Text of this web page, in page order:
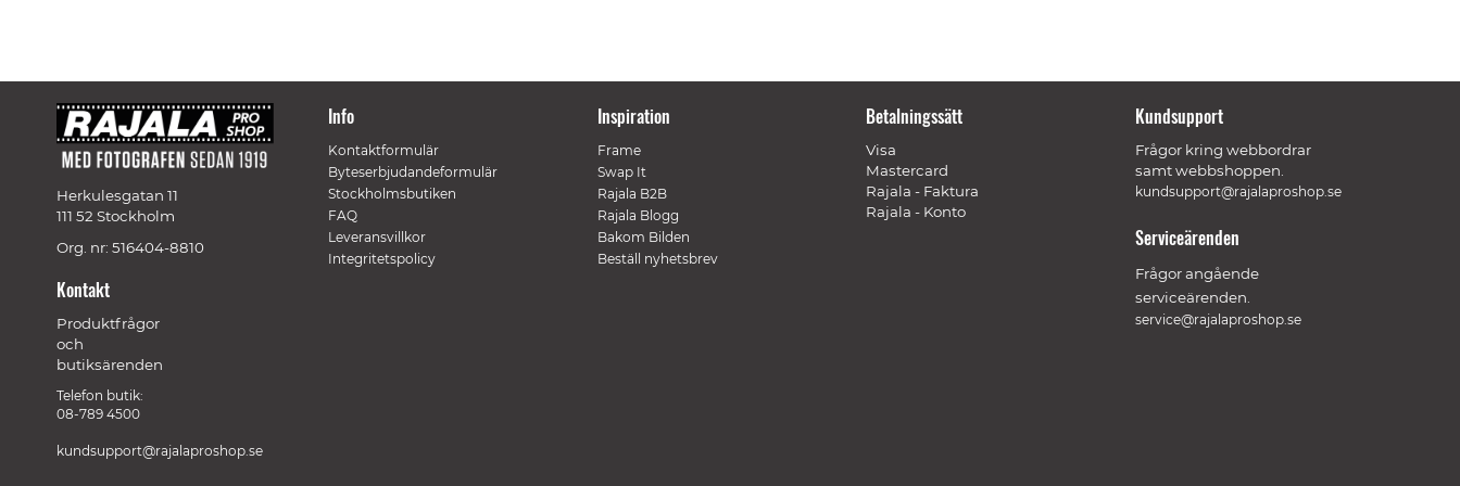
Herkulesgatan 11
111 52 Stockholm
Org. nr: 516404-8810
Kontakt
Produktfrågor
och
butiksärenden
Telefon butik:
08-789 4500
kundsupport@rajalaproshop.se
Info
Kontaktformulär
Byteserbjudandeformulär
Stockholmsbutiken
FAQ
Leveransvillkor
Integritetspolicy
Inspiration
Frame
Swap It
Rajala B2B
Rajala Blogg
Bakom Bilden
Beställ nyhetsbrev
Betalningssätt
Visa
Mastercard
Rajala - Faktura
Rajala - Konto
Kundsupport
Frågor kring webbordrar
samt webbshoppen.
kundsupport@rajalaproshop.se
Serviceärenden
Frågor angående
serviceärenden.
service@rajalaproshop.se